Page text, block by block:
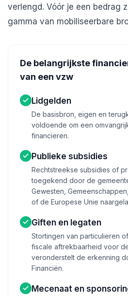
verlengd. Vóór je een bedrag
gamma van mobiliseerbare
De belangrijkste
van een vzw
Lidgelden
De basisbron, eigen en
voldoende om een
financieren.
Publieke subsidies
Rechtstreekse subsidies of
toegekend door de
Gewesten,
of de Europese Unie
Giften en legaten
Stortingen van particulieren
fiscale aftrekbaarheid voor
veronderstelt de erkenning
Financiën.
Mecenaat en